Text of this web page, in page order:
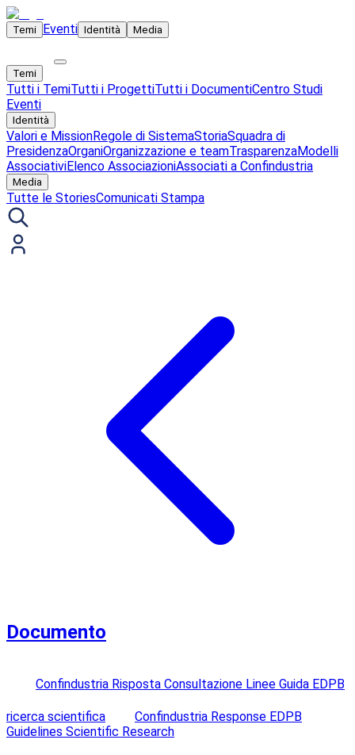
Temi Eventi Identità Media
Temi
Tutti i TemiTutti i ProgettiTutti i DocumentiCentro Studi
Eventi
Identità
Valori e MissionRegole di SistemaStoriaSquadra di
PresidenzaOrganiOrganizzazione e teamTrasparenzaModelli
AssociativiElenco AssociazioniAssociati a Confindustria
Media
Tutte le StoriesComunicati Stampa
Documento
Confindustria Risposta Consultazione Linee Guida EDPB
ricerca scientifica
Confindustria Response EDPB
Guidelines Scientific Research